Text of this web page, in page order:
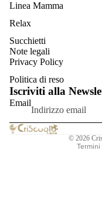
Linea Mamma
Relax
Succhietti
Note legali
Privacy Policy
Politica di reso
Iscriviti alla
Email
© 2026
Informativa sulla privacy
Informativa sui rimborsi
Termini e condizioni del
Informativa sulle
Recapiti
Informativa legale